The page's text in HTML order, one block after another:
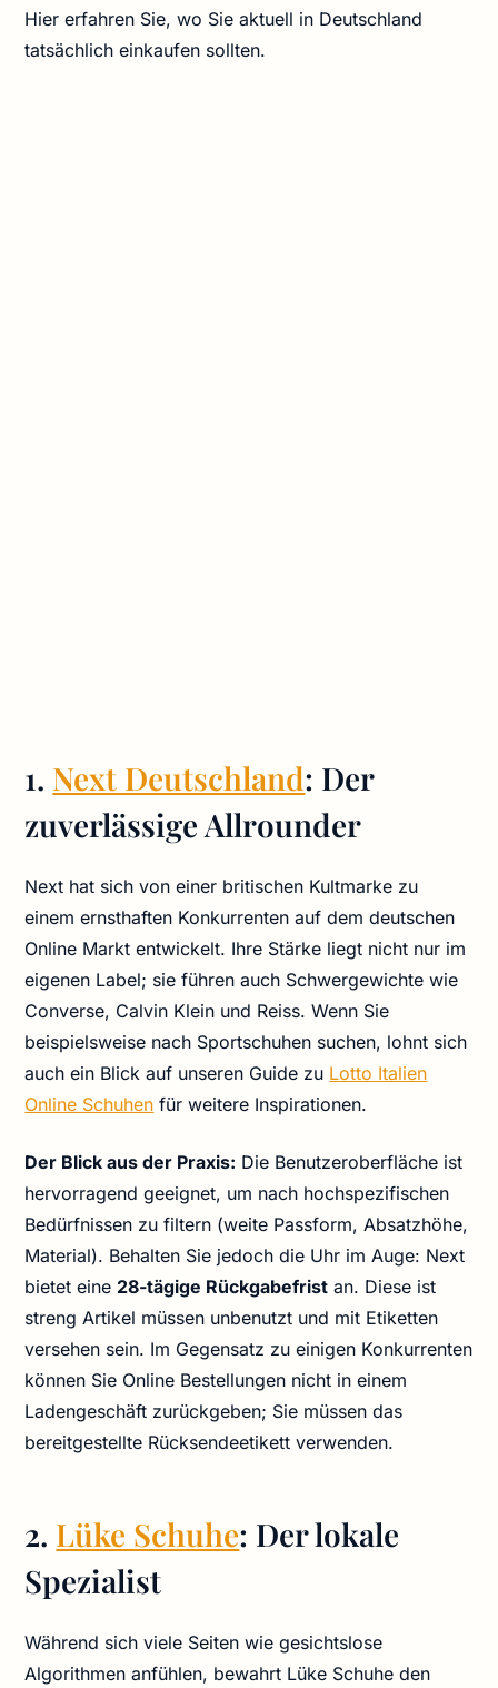
Hier erfahren Sie, wo Sie aktuell in Deutschland
tatsächlich einkaufen sollten.
1. Next Deutschland: Der
zuverlässige Allrounder
Next hat sich von einer britischen Kultmarke zu
einem ernsthaften Konkurrenten auf dem deutschen
Online Markt entwickelt. Ihre Stärke liegt nicht nur im
eigenen Label; sie führen auch Schwergewichte wie
Converse, Calvin Klein und Reiss. Wenn Sie
beispielsweise nach Sportschuhen suchen, lohnt sich
auch ein Blick auf unseren Guide zu Lotto Italien
Online Schuhen für weitere Inspirationen.
Der Blick aus der Praxis: Die Benutzeroberfläche ist
hervorragend geeignet, um nach hochspezifischen
Bedürfnissen zu filtern (weite Passform, Absatzhöhe,
Material). Behalten Sie jedoch die Uhr im Auge: Next
bietet eine 28-tägige Rückgabefrist an. Diese ist
streng Artikel müssen unbenutzt und mit Etiketten
versehen sein. Im Gegensatz zu einigen Konkurrenten
können Sie Online Bestellungen nicht in einem
Ladengeschäft zurückgeben; Sie müssen das
bereitgestellte Rücksendeetikett verwenden.
2. Lüke Schuhe: Der lokale
Spezialist
Während sich viele Seiten wie gesichtslose
Algorithmen anfühlen, bewahrt Lüke Schuhe den